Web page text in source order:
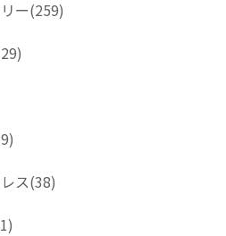
ー(259)
ス(38)